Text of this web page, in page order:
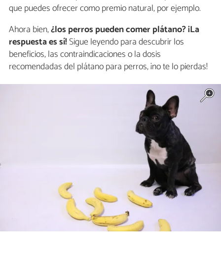
que puedes ofrecer como premio natural, por ejemplo.
Ahora bien,¿los perros pueden comer plátano? ¡La
respuesta es sí!Sigue leyendo para descubrir los
beneficios, las contraindicaciones o la dosis
recomendadas del plátano para perros, ¡no te lo pierdas!